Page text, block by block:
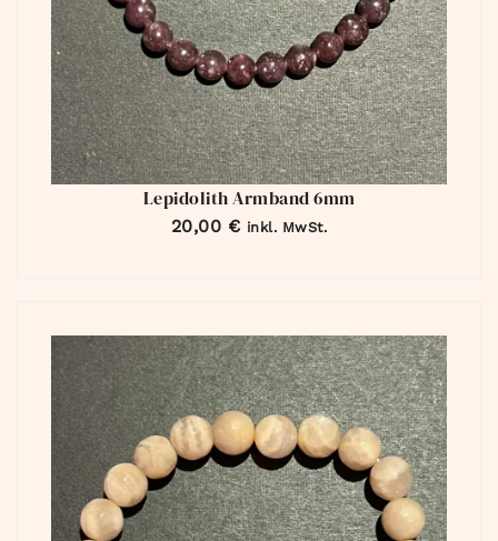
Lepidolith Armband 6mm
20,00 € inkl. MwSt.